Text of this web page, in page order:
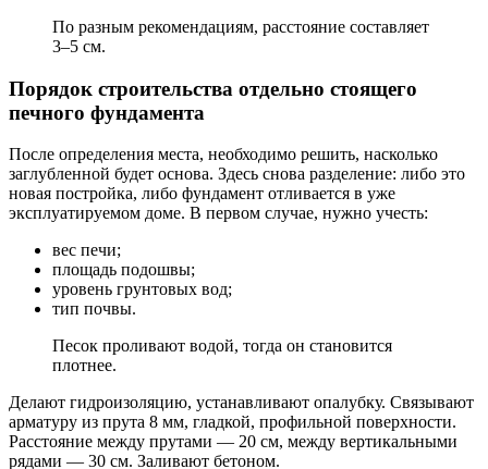
По разным рекомендациям, расстояние составляет
3–5 см.
Порядок строительства отдельно стоящего
печного фундамента
После определения места, необходимо решить, насколько
заглубленной будет основа. Здесь снова разделение: либо это
новая постройка, либо фундамент отливается в уже
эксплуатируемом доме. В первом случае, нужно учесть:
вес печи;
площадь подошвы;
уровень грунтовых вод;
тип почвы.
Песок проливают водой, тогда он становится
плотнее.
Делают гидроизоляцию, устанавливают опалубку. Связывают
арматуру из прута 8 мм, гладкой, профильной поверхности.
Расстояние между прутами — 20 см, между вертикальными
рядами — 30 см. Заливают бетоном.